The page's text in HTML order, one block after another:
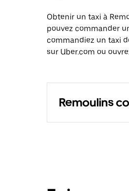
Obtenir un taxi à
pouvez commander
commandiez un taxi
sur Uber.com ou
Remoulins